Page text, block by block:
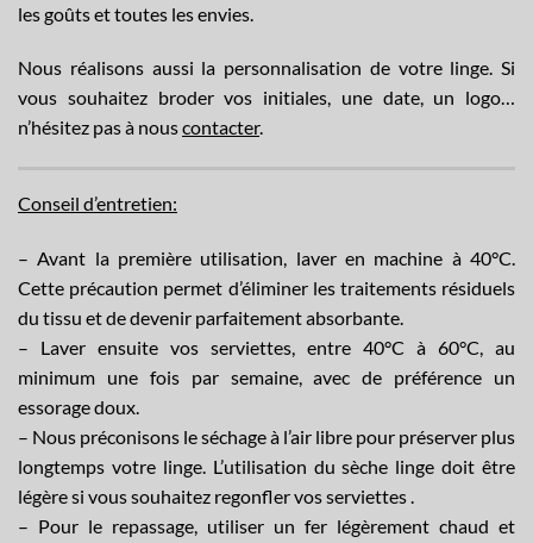
les goûts et toutes les envies.
Nous réalisons aussi la personnalisation de votre linge. Si
vous souhaitez broder vos initiales, une date, un logo…
n’hésitez pas à nouscontacter.
Conseil d’entretien:
– Avant la première utilisation, laver en machine à 40°C.
Cette précaution permet d’éliminer les traitements résiduels
du tissu et de devenir parfaitement absorbante.
– Laver ensuite vos serviettes, entre 40°C à 60°C, au
minimum une fois par semaine, avec de préférence un
essorage doux.
– Nous préconisons le séchage à l’air libre pour préserver plus
longtemps votre linge. L’utilisation du sèche linge doit être
légère si vous souhaitez regonfler vos serviettes .
– Pour le repassage, utiliser un fer légèrement chaud et